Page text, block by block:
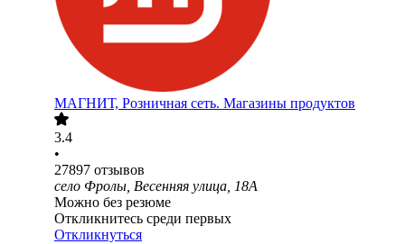
МАГНИТ, Розничная сеть. Магазины продуктов
3.4
•
27897 отзывов
село Фролы, Весенняя улица, 18А
Можно без резюме
Откликнитесь среди первых
Откликнуться